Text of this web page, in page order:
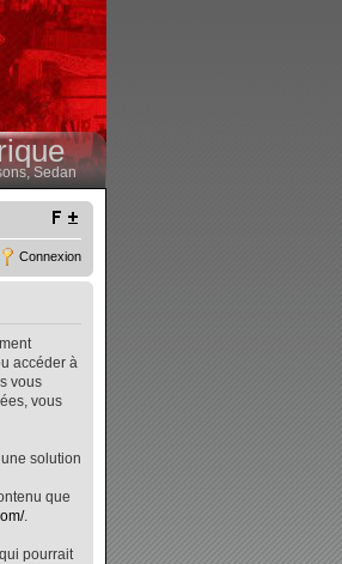
Sedan
Connexion
accéder à
vous
vous
une solution
que
.
pourrait